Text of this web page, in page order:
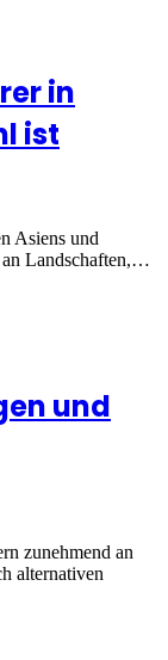
in
ist
Asiens und
an Landschaften,…
und
zunehmend an
alternativen